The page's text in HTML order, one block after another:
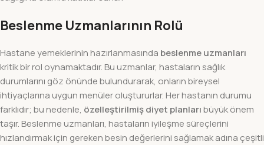
Beslenme Uzmanlarının Rolü
Hastane yemeklerinin hazırlanmasında beslenme uzmanları
kritik bir rol oynamaktadır. Bu uzmanlar, hastaların sağlık
durumlarını göz önünde bulundurarak, onların bireysel
ihtiyaçlarına uygun menüler oluştururlar. Her hastanın durumu
farklıdır; bu nedenle, özelleştirilmiş diyet planlarıbüyük önem
taşır. Beslenme uzmanları, hastaların iyileşme süreçlerini
hızlandırmak için gereken besin değerlerini sağlamak adına çeşitli